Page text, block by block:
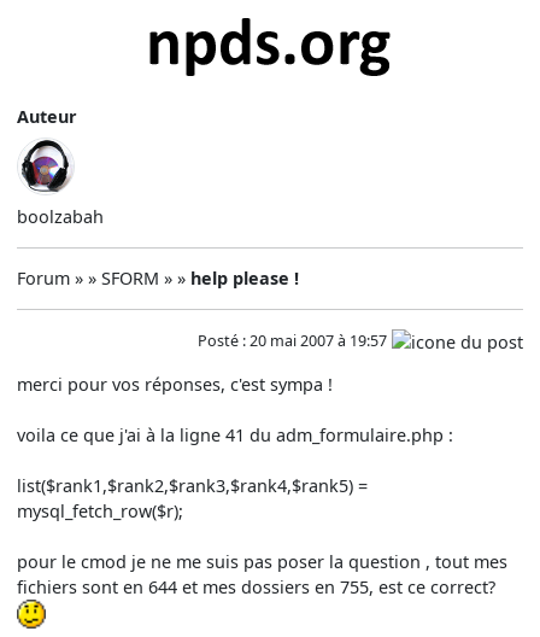
Auteur
boolzabah
Forum » » SFORM » » help please !
Posté : 20 mai 2007 à 19:57
merci pour vos réponses, c'est sympa !
voila ce que j'ai à la ligne 41 du adm_formulaire.php :
list($rank1,$rank2,$rank3,$rank4,$rank5) =
mysql_fetch_row($r);
pour le cmod je ne me suis pas poser la question , tout mes
fichiers sont en 644 et mes dossiers en 755, est ce correct?